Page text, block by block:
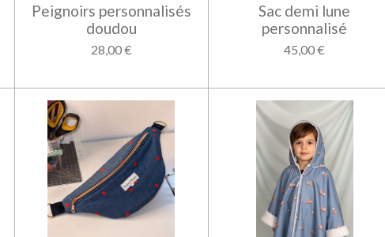
Peignoirs personnalisés
doudou
28,00 €
Sac demi lune
personnalisé
45,00 €